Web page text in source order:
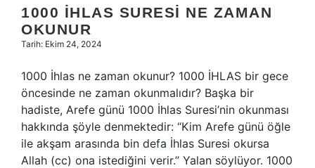
1000 İHLAS SURESI NE ZAMAN
OKUNUR
Tarih: Ekim 24, 2024
1000 İhlas ne zaman okunur? 1000 İHLAS bir gece
öncesinde ne zaman okunmalıdır? Başka bir
hadiste, Arefe günü 1000 İhlas Suresi’nin okunması
hakkında şöyle denmektedir: “Kim Arefe günü öğle
ile akşam arasında bin defa İhlas Suresi okursa
Allah (cc) ona istediğini verir.” Yalan söylüyor. 1000